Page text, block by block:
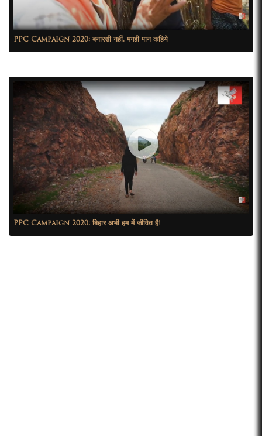
PPC Campaign 2020: बनारसी नहीं, मगही पान कहिये
PPC Campaign 2020: बिहार अभी हम में जीवित है!